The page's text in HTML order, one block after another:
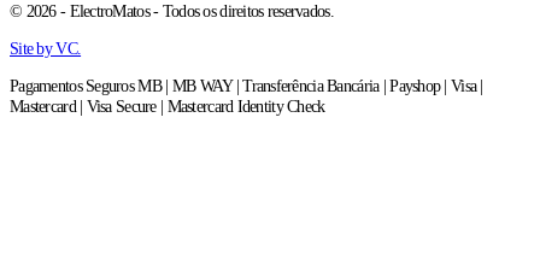
© 2026 - ElectroMatos - Todos os direitos reservados.
Site by VC.
Pagamentos Seguros MB | MB WAY | Transferência Bancária | Payshop | Visa |
Mastercard | Visa Secure | Mastercard Identity Check